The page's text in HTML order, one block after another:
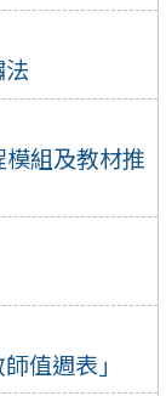
組及教材推
值週表」